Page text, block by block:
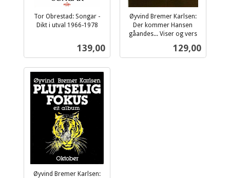
Tor Obrestad: Songar -
Dikt i utval 1966-1978
Pris
139,00
Øyvind Bremer Karlsen:
Der kommer Hansen
gåandes... Viser og vers
Pris
129,00
Øyvind Bremer Karlsen: